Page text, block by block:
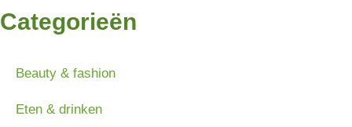
Categorieën
Beauty & fashion
Eten & drinken